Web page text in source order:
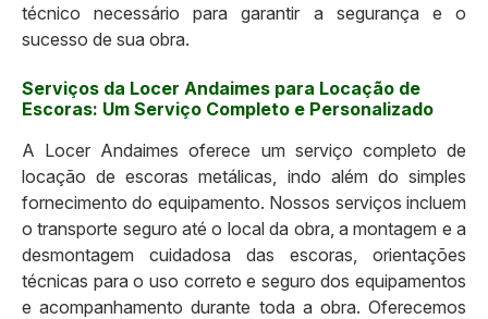
técnico necessário para garantir a segurança e o
sucesso de sua obra.
Serviços da Locer Andaimes para Locação de
Escoras: Um Serviço Completo e Personalizado
A Locer Andaimes oferece um serviço completo de
locação de escoras metálicas, indo além do simples
fornecimento do equipamento. Nossos serviços incluem
o transporte seguro até o local da obra, a montagem e a
desmontagem cuidadosa das escoras, orientações
técnicas para o uso correto e seguro dos equipamentos
e acompanhamento durante toda a obra. Oferecemos